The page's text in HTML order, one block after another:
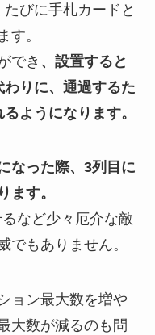
びに手札カードと
す。
でき 、設置すると
りに、通過するた
ようになります。
なった際、3列目に
ます。
など少々厄介な敵
でもありません。
ョン最大数を増や
大数が減るのも問